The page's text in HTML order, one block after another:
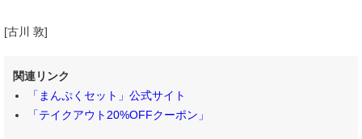
[古川 敦]
関連リンク
「まんぷくセット」公式サイト
「テイクアウト20%OFFクーポン」